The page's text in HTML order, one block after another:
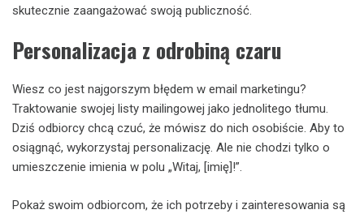
skutecznie zaangażować swoją publiczność.
Personalizacja z odrobiną czaru
Wiesz co jest najgorszym błędem w email marketingu?
Traktowanie swojej listy mailingowej jako jednolitego tłumu.
Dziś odbiorcy chcą czuć, że mówisz do nich osobiście. Aby to
osiągnąć, wykorzystaj personalizację. Ale nie chodzi tylko o
umieszczenie imienia w polu „Witaj, [imię]!”.
Pokaż swoim odbiorcom, że ich potrzeby i zainteresowania są